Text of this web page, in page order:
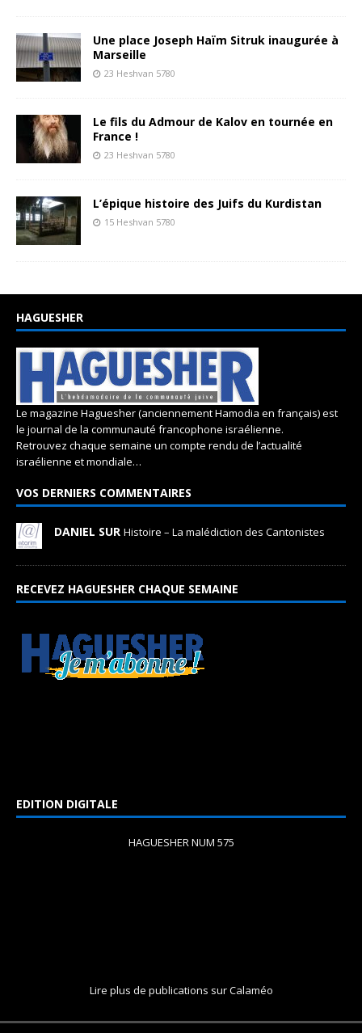
Une place Joseph Haïm Sitruk inaugurée à
Marseille
23 Heshvan 5780
Le fils du Admour de Kalov en tournée en
France !
23 Heshvan 5780
L’épique histoire des Juifs du Kurdistan
15 Heshvan 5780
HAGUESHER
Le magazine Haguesher (anciennement Hamodia en français) est
le journal de la communauté francophone israélienne.
Retrouvez chaque semaine un compte rendu de l’actualité
israélienne et mondiale…
VOS DERNIERS COMMENTAIRES
DANIEL SUR Histoire – La malédiction des Cantonistes
RECEVEZ HAGUESHER CHAQUE SEMAINE
EDITION DIGITALE
HAGUESHER NUM 575
Lire plus de publications sur Calaméo